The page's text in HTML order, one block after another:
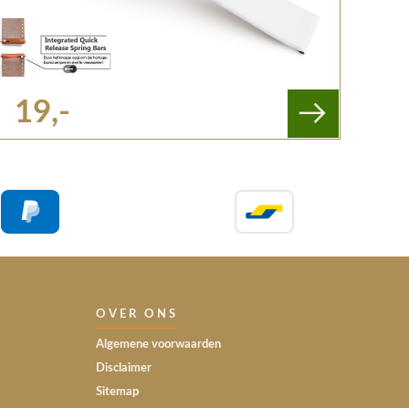
19,-
OVER ONS
Algemene voorwaarden
Disclaimer
Sitemap